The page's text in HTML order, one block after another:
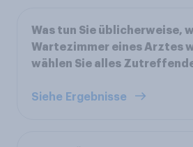
Was tun Sie üblicherweise,
Wartezimmer eines Arztes
wählen Sie alles
Siehe Ergebnisse